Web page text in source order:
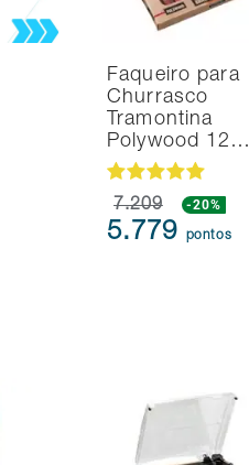
Faqueiro para
Churrasco
Tramontina
Polywood 12…
7.209 -20%
5.779 pontos